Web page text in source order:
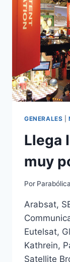
GENERALES |
Llega
muy
Por
Arabsat,
Eutelsat,
Kathrein,
Satellite